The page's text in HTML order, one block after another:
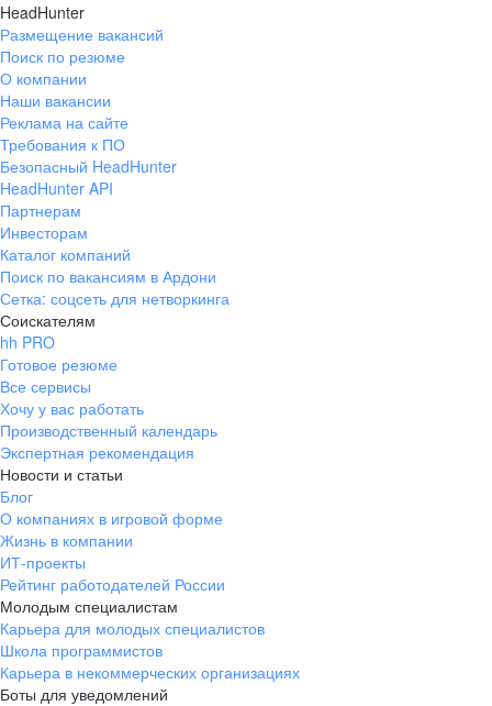
HeadHunter
Размещение вакансий
Поиск по резюме
О компании
Наши вакансии
Реклама на сайте
Требования к ПО
Безопасный HeadHunter
HeadHunter API
Партнерам
Инвесторам
Каталог компаний
Поиск по вакансиям в Ардони
Сетка: соцсеть для нетворкинга
Соискателям
hh PRO
Готовое резюме
Все сервисы
Хочу у вас работать
Производственный календарь
Экспертная рекомендация
Новости и статьи
Блог
О компаниях в игровой форме
Жизнь в компании
ИТ-проекты
Рейтинг работодателей России
Молодым специалистам
Карьера для молодых специалистов
Школа программистов
Карьера в некоммерческих организациях
Боты для уведомлений